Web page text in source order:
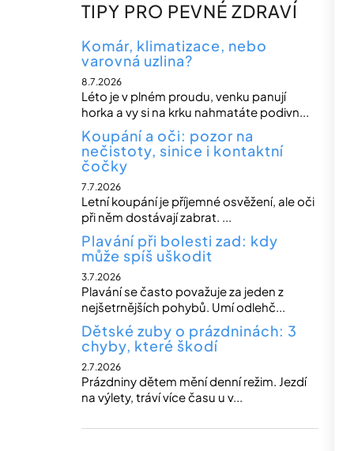
TIPY PRO PEVNÉ ZDRAVÍ
Komár, klimatizace, nebo
varovná uzlina?
8.7.2026
Léto je v plném proudu, venku panují
horka a vy si na krku nahmatáte podivn...
Koupání a oči: pozor na
nečistoty, sinice i kontaktní
čočky
7.7.2026
Letní koupání je příjemné osvěžení, ale oči
při něm dostávají zabrat. ...
Plavání při bolesti zad: kdy
může spíš uškodit
3.7.2026
Plavání se často považuje za jeden z
nejšetrnějších pohybů. Umí odlehč...
Dětské zuby o prázdninách: 3
chyby, které škodí
2.7.2026
Prázdniny dětem mění denní režim. Jezdí
na výlety, tráví více času u v...